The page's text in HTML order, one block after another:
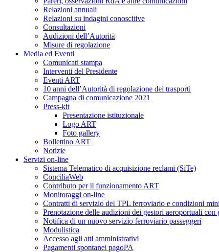
Relazioni annuali
Relazioni su indagini conoscitive
Consultazioni
Audizioni dell’Autorità
Misure di regolazione
Media ed Eventi
Comunicati stampa
Interventi del Presidente
Eventi ART
10 anni dell’Autorità di regolazione dei trasporti
Campagna di comunicazione 2021
Press-kit
Presentazione istituzionale
Logo ART
Foto gallery
Bollettino ART
Notizie
Servizi on-line
Sistema Telematico di acquisizione reclami (SiTe)
ConciliaWeb
Contributo per il funzionamento ART
Monitoraggi on-line
Contratti di servizio del TPL ferroviario e condizioni
Prenotazione delle audizioni dei gestori aeroportuali con
Notifica di un nuovo servizio ferroviario passeggeri
Modulistica
Accesso agli atti amministrativi
Pagamenti spontanei pagoPA